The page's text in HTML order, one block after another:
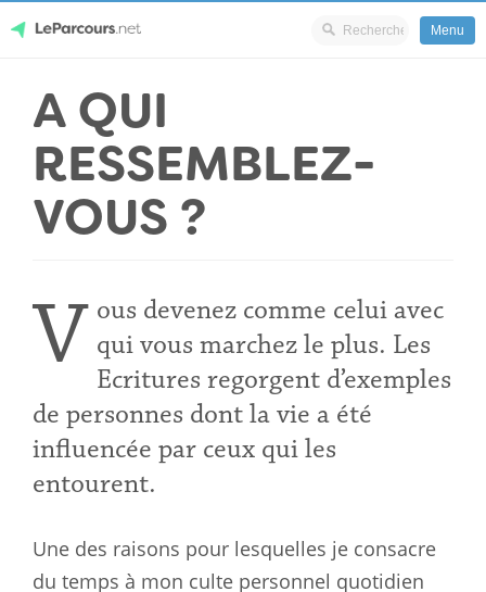
content
LeParcours.net
Menu
A QUI
RESSEMBLEZ-
VOUS ?
V ous devenez comme celui avec
qui vous marchez le plus. Les
Ecritures regorgent d’exemples
de personnes dont la vie a été
influencée par ceux qui les
entourent.
Une des raisons pour lesquelles je consacre
du temps à mon culte personnel quotidien